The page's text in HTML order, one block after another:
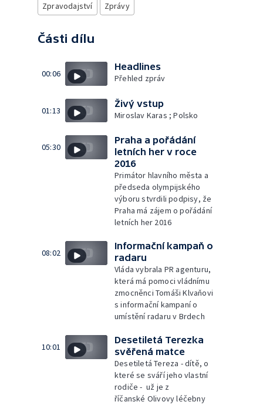
Zpravodajství Zprávy
Části dílu
00:06
Headlines
Přehled zpráv
01:13
Živý vstup
Miroslav Karas ; Polsko
05:30
Praha a pořádání
letních her v roce
2016
Primátor hlavního města a
předseda olympijského
výboru stvrdili podpisy, že
Praha má zájem o pořádání
letních her 2016
08:02
Informační kampaň o
radaru
Vláda vybrala PR agenturu,
která má pomoci vládnímu
zmocněnci Tomáši Klvaňovi
s informační kampaní o
umístění radaru v Brdech
10:01
Desetiletá Terezka
svěřená matce
Desetiletá Tereza - dítě, o
které se sváří jeho vlastní
rodiče - už je z
říčanské Olivovy léčebny